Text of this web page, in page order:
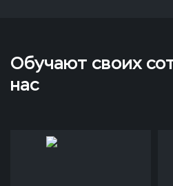
Обучают своих
нас